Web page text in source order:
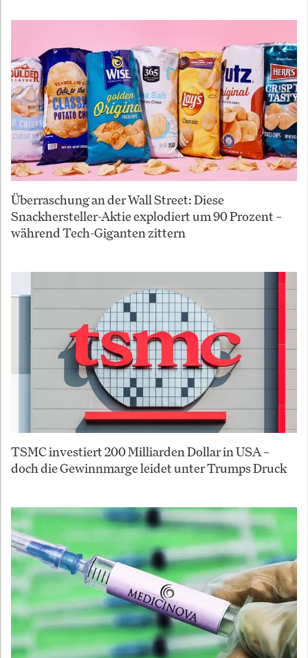
Überraschung an der Wall Street: Diese
Snackhersteller-Aktie explodiert um 90 Prozent –
während Tech-Giganten zittern
TSMC investiert 200 Milliarden Dollar in USA –
doch die Gewinnmarge leidet unter Trumps Druck